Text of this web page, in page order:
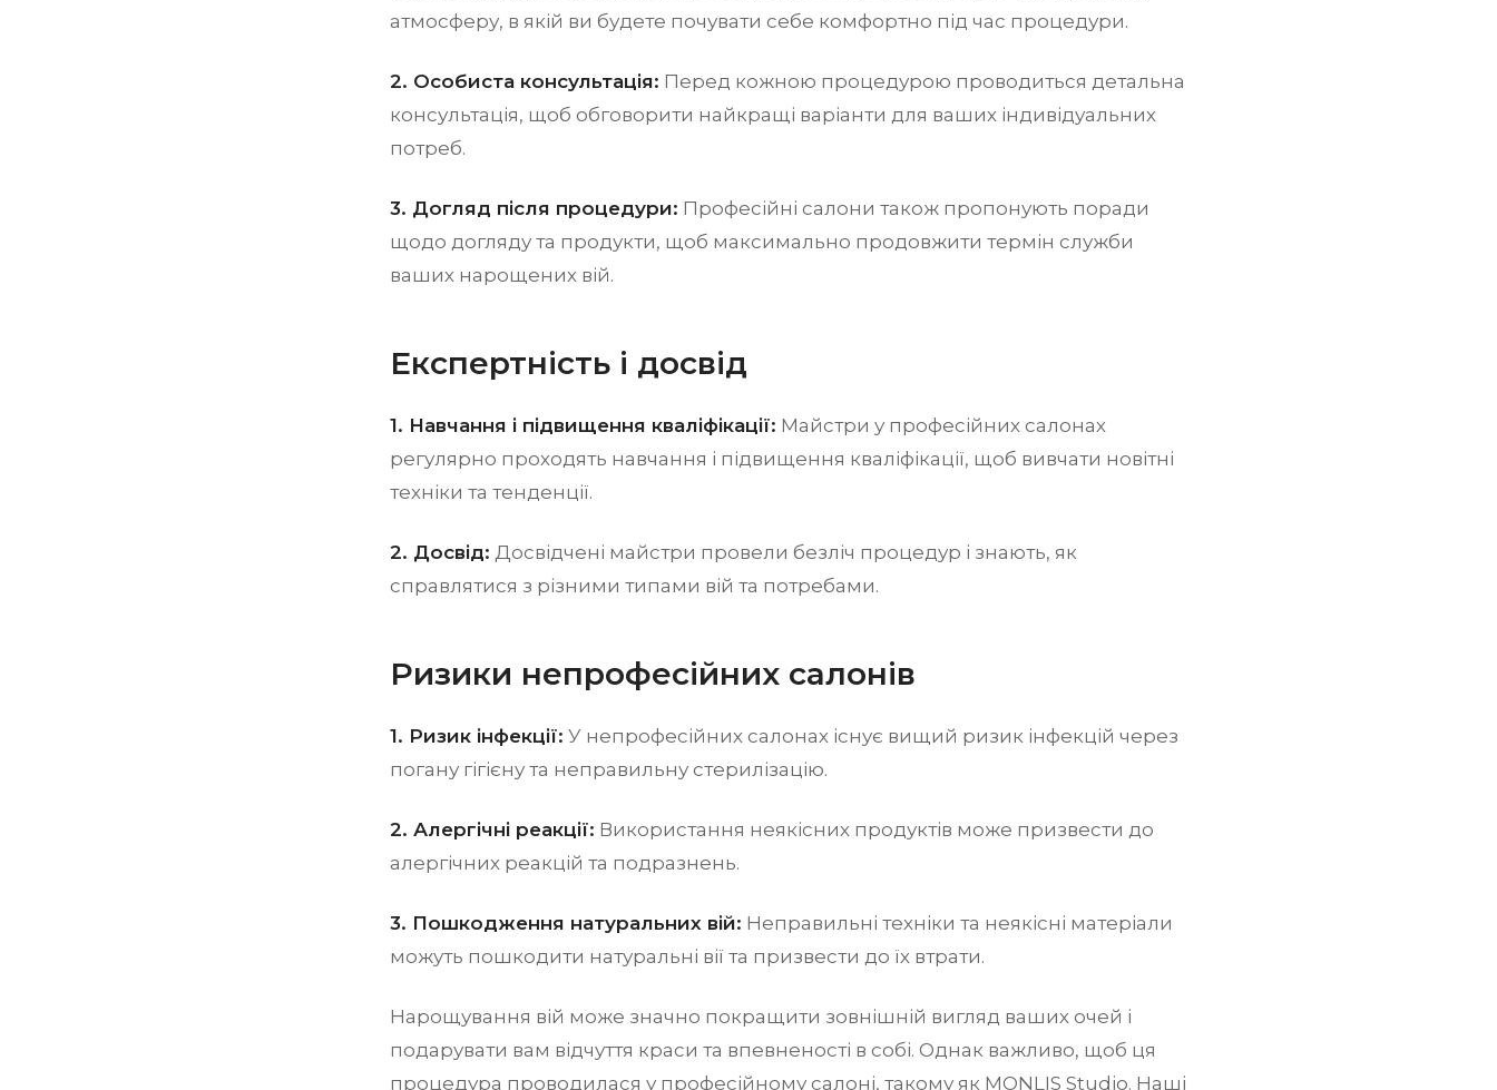
атмосферу, в якій ви будете почувати себе комфортно під час процедури.
2. Особиста консультація: Перед кожною процедурою проводиться детальна
консультація, щоб обговорити найкращі варіанти для ваших індивідуальних
потреб.
3. Догляд після процедури: Професійні салони також пропонують поради
щодо догляду та продукти, щоб максимально продовжити термін служби
ваших нарощених вій.
Експертність і досвід
1. Навчання і підвищення кваліфікації: Майстри у професійних салонах
регулярно проходять навчання і підвищення кваліфікації, щоб вивчати новітні
техніки та тенденції.
2. Досвід: Досвідчені майстри провели безліч процедур і знають, як
справлятися з різними типами вій та потребами.
Ризики непрофесійних салонів
1. Ризик інфекції: У непрофесійних салонах існує вищий ризик інфекцій через
погану гігієну та неправильну стерилізацію.
2. Алергічні реакції: Використання неякісних продуктів може призвести до
алергічних реакцій та подразнень.
3. Пошкодження натуральних вій: Неправильні техніки та неякісні матеріали
можуть пошкодити натуральні вії та призвести до їх втрати.
Нарощування вій може значно покращити зовнішній вигляд ваших очей і
подарувати вам відчуття краси та впевненості в собі. Однак важливо, щоб ця
процедура проводилася у професійному салоні, такому як MONLIS Studio. Наші